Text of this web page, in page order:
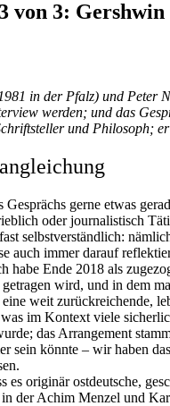
von 3:
in der Pfalz) und
werden; und das
und Philosoph;
Gesprächs gerne etwas
oder journalistisch
selbstverständlich:
auch immer darauf
Ende 2018 als
wird, und in dem
weit zurückreichende,
im Kontext viele
das Arrangement
sein könnte – wir haben
es originär ostdeutsche,
der Achim Menzel und